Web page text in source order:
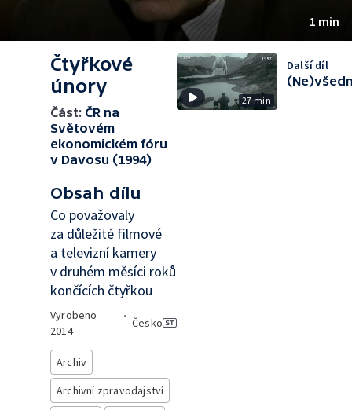
1 min
Čtyřkové
únory
Část: ČR na
Světovém
ekonomickém fóru
v Davosu (1994)
Obsah dílu
Co považovaly
za důležité filmové
a televizní kamery
v druhém měsíci roků
končících čtyřkou
Vyrobeno
2014
•
Česko
Archiv
Archivní zpravodajství
27 min
Další díl